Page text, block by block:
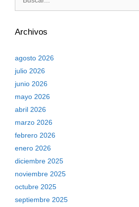
Archivos
agosto 2026
julio 2026
junio 2026
mayo 2026
abril 2026
marzo 2026
febrero 2026
enero 2026
diciembre 2025
noviembre 2025
octubre 2025
septiembre 2025